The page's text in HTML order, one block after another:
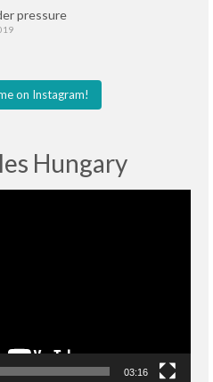
pressure
on Instagram!
Hungary
03:16